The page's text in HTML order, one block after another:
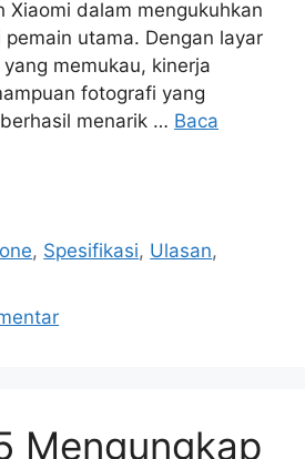
Xiaomi dalam mengukuhkan
utama. Dengan layar
memukau, kinerja
fotografi yang
menarik … Baca
, Spesifikasi, Ulasan,
Mengungkap